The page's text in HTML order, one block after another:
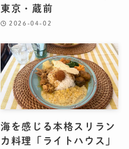
東京・蔵前
2026-04-02
海を感じる本格スリラン
カ料理「ライトハウス」